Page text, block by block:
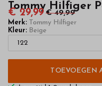
Tommy Hilfiger
€ 29,99 € 49,99
Merk: Tommy Hilfiger
Kleur: Beige
TOEVOEGEN